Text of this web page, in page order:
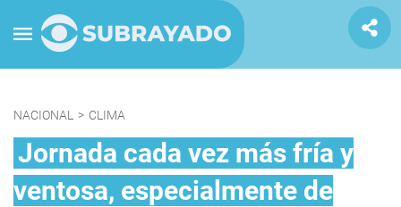
NACIONAL > CLIMA
Jornada cada vez más fría y
ventosa, especialmente de